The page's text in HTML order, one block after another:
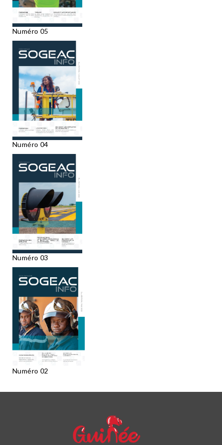
Numéro 05
Numéro 04
Numéro 03
Numéro 02